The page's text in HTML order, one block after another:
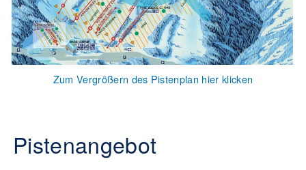
Zum Vergrößern des Pistenplan hier klicken
Pistenangebot